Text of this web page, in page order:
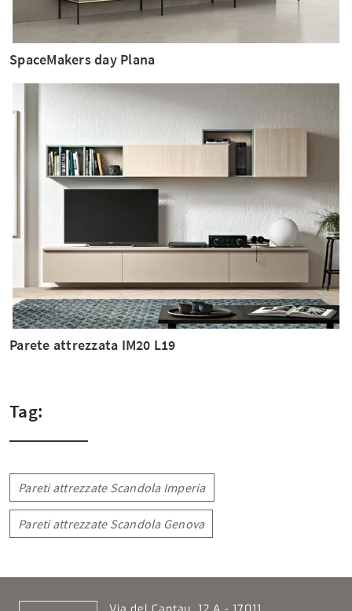
SpaceMakers day Plana
Parete attrezzata IM20 L19
Tag:
Pareti attrezzate Scandola Imperia
Pareti attrezzate Scandola Genova